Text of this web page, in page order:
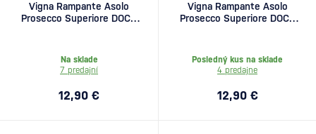
Vigna Rampante Asolo
Prosecco Superiore DOCG
Na sklade
7 predajní
12,90 €
Vigna Rampante Asolo
Prosecco Superiore DOCG
Posledný kus na sklade
4 predajne
12,90 €